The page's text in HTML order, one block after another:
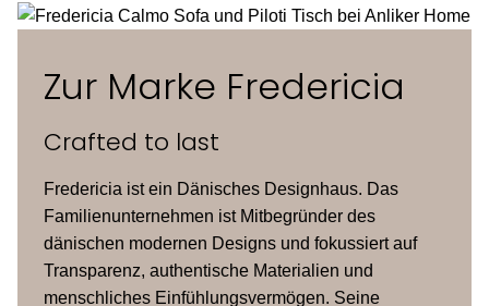
geformtes Sperrholz, gepolstert mit
Arm- &
geformtes Sperrholz mit Deckfurnier
Masse (B x T
x H)
54 x 49 x 76 cm
Zur Marke Fredericia
Crafted to last
Fredericia ist ein Dänisches Designhaus. Das
Familienunternehmen ist Mitbegründer des
dänischen modernen Designs und fokussiert auf
Transparenz, authentische Materialien und
menschliches Einfühlungsvermögen. Seine